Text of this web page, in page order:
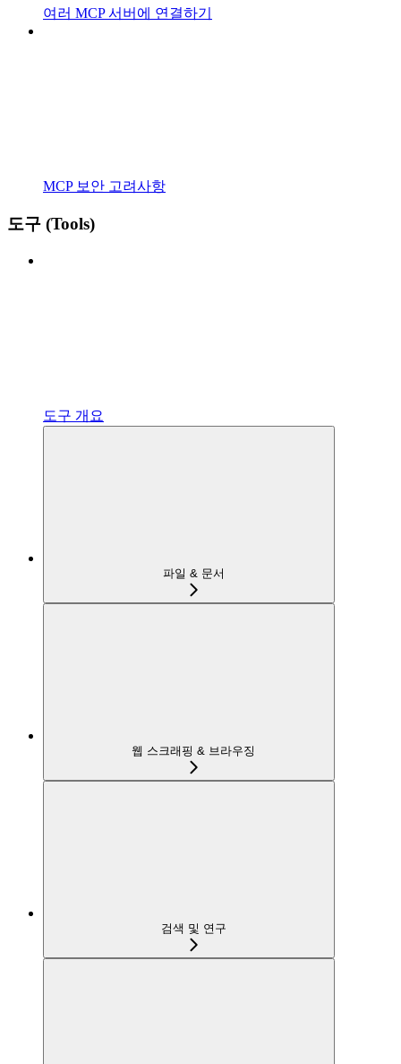
여러 MCP 서버에 연결하기
MCP 보안 고려사항
도구 (Tools)
도구 개요
파일 & 문서
웹 스크래핑 & 브라우징
검색 및 연구